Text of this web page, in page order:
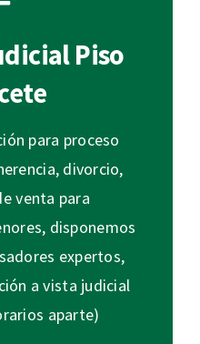
Piso
para proceso
divorcio,
venta para
disponemos
expertos,
a vista judicial
aparte)